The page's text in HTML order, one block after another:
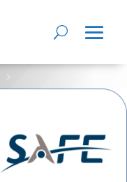
de l’Europe et